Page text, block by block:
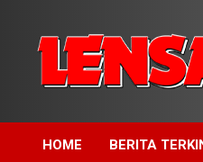
content
HOME BERITA